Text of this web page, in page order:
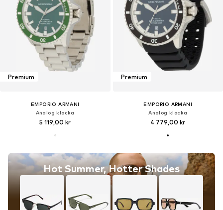
Premium
EMPORIO ARMANI
Analog klocka
5 119,00 kr
Hot Summer, Hotter Shades
Premium
EMPORIO ARMANI
Analog klocka
4 779,00 kr